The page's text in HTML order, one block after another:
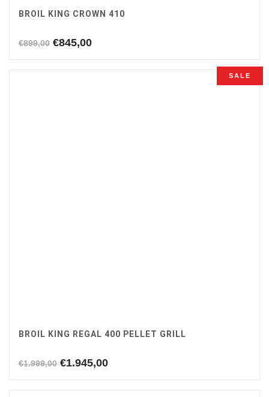
BROIL KING CROWN 410
€899,00 Oorspronkelijke
was:
€845,00Huidige
is:
SALE
BROIL KING REGAL 400 PELLET GRILL
€1.999,00 Oorspronkelijke
was:
€1.945,00Huidige
is: